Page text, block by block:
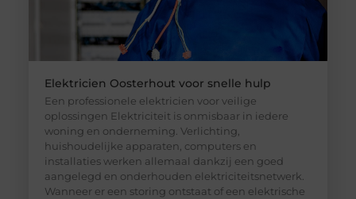
Elektricien Oosterhout voor snelle hulp
Een professionele elektricien voor veilige
oplossingen Elektriciteit is onmisbaar in iedere
woning en onderneming. Verlichting,
huishoudelijke apparaten, computers en
installaties werken allemaal dankzij een goed
aangelegd en onderhouden elektriciteitsnetwerk.
Wanneer er een storing ontstaat of een elektrische